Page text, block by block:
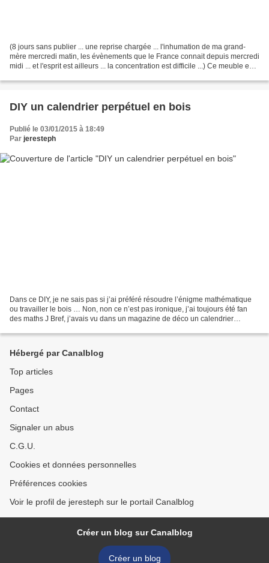
(8 jours sans publier ... une reprise chargée ... l'inhumation de ma grand-
mère mercredi matin, les évènements que le France connait depuis mercredi
midi ... et l'esprit est ailleurs ... la concentration est difficile ...) Ce meuble est
DIY un calendrier perpétuel en bois
Publié le 03/01/2015 à 18:49
Par jeresteph
Dans ce DIY, je ne sais pas si j’ai préféré résoudre l’énigme mathématique
ou travailler le bois … Non, non ce n’est pas ironique, j’ai toujours été fan
des maths J Bref, j’avais vu dans un magazine de déco un calendrier
Hébergé par Canalblog
Top articles
Pages
Contact
Signaler un abus
C.G.U.
Cookies et données personnelles
Préférences cookies
Voir le profil de jeresteph sur le portail Canalblog
Créer un blog sur Canalblog
Créer un blog